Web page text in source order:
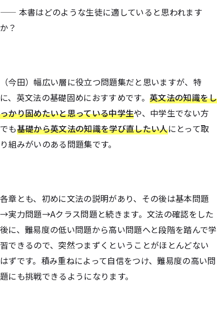
—— 本書はどのような生徒に適していると思われます
か？
（今田）幅広い層に役立つ問題集だと思いますが、特
に、英文法の基礎固めにおすすめです。英文法の知識をし
っかり固めたいと思っている中学生や、中学生でない方
でも基礎から英文法の知識を学び直したい人にとって取
り組みがいのある問題集です。
各章とも、初めに文法の説明があり、その後は基本問題
→実力問題→Aクラス問題と続きます。文法の確認をした
後に、難易度の低い問題から高い問題へと段階を踏んで学
習できるので、突然つまずくということがほとんどない
はずです。積み重ねによって自信をつけ、難易度の高い問
題にも挑戦できるようになります。